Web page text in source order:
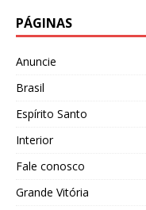
PÁGINAS
Anuncie
Brasil
Espírito Santo
Interior
Fale conosco
Grande Vitória